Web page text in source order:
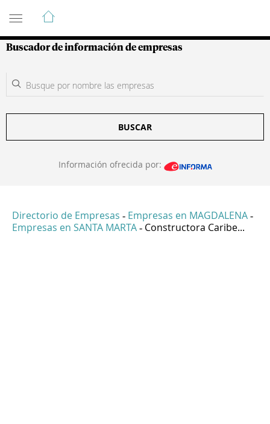
Guía de Empresas Colombianas
Buscador de información de empresas
BUSCAR
Información ofrecida por:
Directorio de Empresas - Empresas en MAGDALENA -
Empresas en SANTA MARTA - Constructora Caribe...